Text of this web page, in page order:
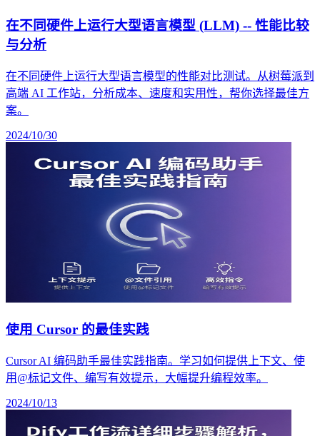
在不同硬件上运行大型语言模型 (LLM) -- 性能比较
与分析
在不同硬件上运行大型语言模型的性能对比测试。从树莓派到
高端 AI 工作站，分析成本、速度和实用性，帮你选择最佳方
案。
2024/10/30
使用 Cursor 的最佳实践
Cursor AI 编码助手最佳实践指南。学习如何提供上下文、使
用@标记文件、编写有效提示，大幅提升编程效率。
2024/10/13